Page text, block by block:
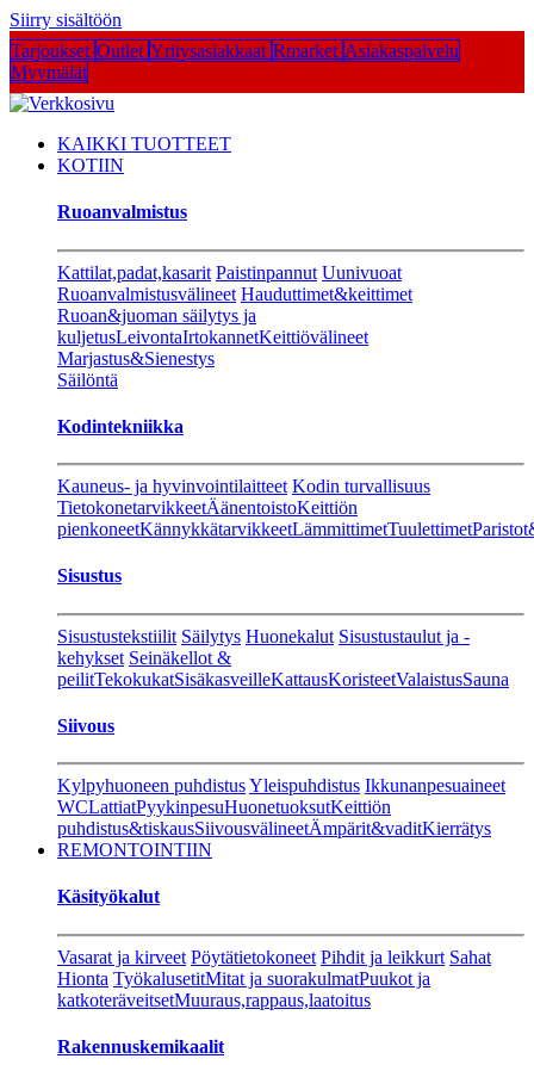
Siirry sisältöön
Tarjoukset Outlet Yritysasiakkaat Rmarket Asiakaspalvelu
Myymälät
KAIKKI TUOTTEET
KOTIIN
Ruoanvalmistus
Kattilat,padat,kasarit Paistinpannut Uunivuoat
Ruoanvalmistusvälineet Hauduttimet&keittimet
Ruoan&juoman säilytys ja
kuljetusLeivontaIrtokannetKeittiövälineet
Marjastus&Sienestys
Säilöntä
Kodintekniikka
Kauneus- ja hyvinvointilaitteet Kodin turvallisuus
TietokonetarvikkeetÄänentoistoKeittiön
pienkoneetKännykkätarvikkeetLämmittimetTuulettimet
Sisustus
Sisustustekstiilit Säilytys Huonekalut Sisustustaulut ja -
kehykset Seinäkellot &
peilitTekokukatSisäkasveilleKattausKoristeetValaistusSauna
Siivous
Kylpyhuoneen puhdistusYleispuhdistus Ikkunanpesuaineet
WCLattiatPyykinpesuHuonetuoksutKeittiön
puhdistus&tiskausSiivousvälineetÄmpärit&vaditKierrätys
REMONTOINTIIN
Käsityökalut
Vasarat ja kirveet Pöytätietokoneet Pihdit ja leikkurt Sahat
Hionta TyökalusetitMitat ja suorakulmatPuukot ja
katkoteräveitsetMuuraus,rappaus,laatoitus
Rakennuskemikaalit